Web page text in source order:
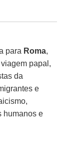
para Roma,
papal,
da
e
humanos e